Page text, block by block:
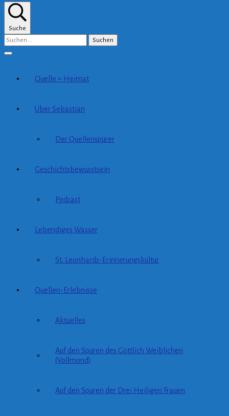
Suche
Suchen
nach:
Quelle = Heimat
Über Sebastian
Der Quellenspürer
Geschichtsbewusstsein
Podcast
Lebendiges Wasser
St. Leonhards-Erinnerungskultur
Quellen-Erlebnisse
Aktuelles
Auf den Spuren des Göttlich Weiblichen
(Vollmond)
Auf den Spuren der Drei Heiligen Frauen